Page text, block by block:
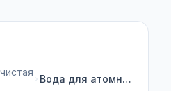
Вода для атомной энергетики